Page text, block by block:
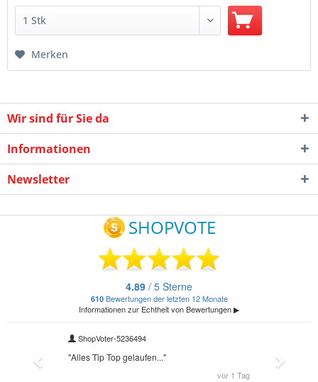
Merken
Wir sind für Sie da
Informationen
Newsletter